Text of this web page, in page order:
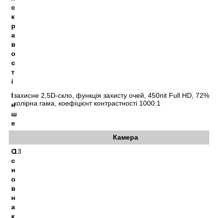
с
к
р
а
в
о
с
т
і
І
н
ш
е
захисне 2,5D-скло, функція захисту очей, 450nit Full HD, 72%
колірна гама, коефіцієнт контрастності 1000:1
Камера
О
с
н
о
в
н
а
к
13